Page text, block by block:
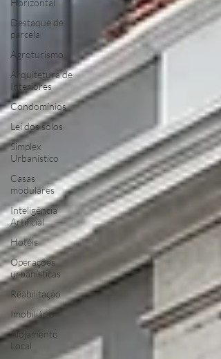
Horizontal
Destaque de
parcela
Agroturismo
Arquitetura de
Interiores
Condomínios
Lei dos solos
Simplex
Urbanístico
Casas
modulares
Inteligência
Artificial
Hotéis
Operações
urbanísticas
Reabilitação
Imobiliário
Alojamento
Local